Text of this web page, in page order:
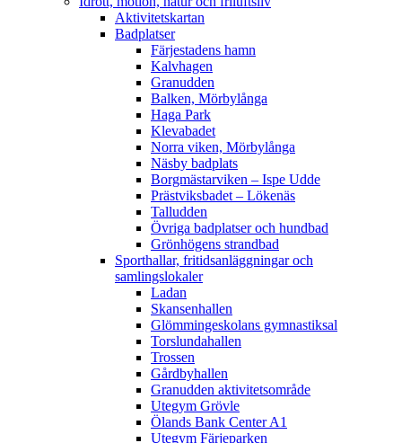
Aktivitetskartan
Badplatser
Färjestadens hamn
Kalvhagen
Granudden
Balken, Mörbylånga
Haga Park
Klevabadet
Norra viken, Mörbylånga
Näsby badplats
Borgmästarviken – Ispe Udde
Prästviksbadet – Lökenäs
Talludden
Övriga badplatser och hundbad
Grönhögens strandbad
Sporthallar, fritidsanläggningar och
samlingslokaler
Ladan
Skansenhallen
Glömmingeskolans gymnastiksal
Torslundahallen
Trossen
Gårdbyhallen
Granudden aktivitetsområde
Utegym Grövle
Ölands Bank Center A1
Utegym Färjeparken